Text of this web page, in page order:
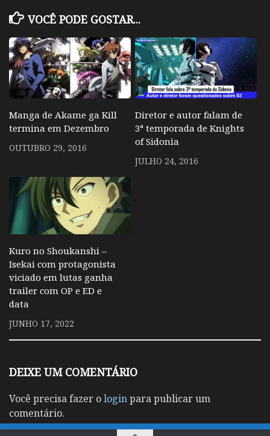
VOCÊ PODE GOSTAR...
Manga de Akame ga Kill
termina em Dezembro
OUTUBRO 29, 2016
Diretor e autor falam de
3ª temporada de Knights
of Sidonia
JULHO 24, 2016
Kuro no Shoukanshi –
Isekai com protagonista
viciado em lutas ganha
trailer com OP e ED e
data
JUNHO 17, 2022
DEIXE UM COMENTÁRIO
Você precisa fazer ologinpara publicar um
comentário.